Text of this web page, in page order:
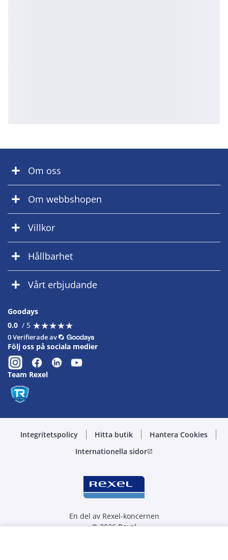
Om oss
Om webbshopen
Villkor
Hållbarhet
Vårt erbjudande
Goodays
0.0 / 5 ★★★★★
★★★★★
0 Verifierade av
Följ oss på sociala medier
Team Rexel
Integritetspolicy Hitta butik
Hantera Cookies
Internationella sidoropen_in_new
En del av Rexel-koncernen
© 2026 Rexel